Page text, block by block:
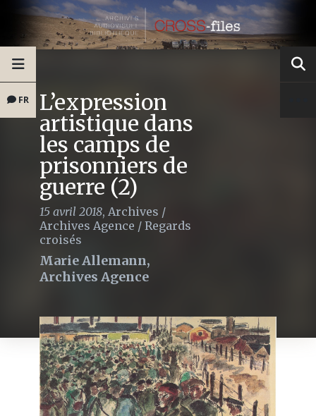
FR L’expression
artistique dans
les camps de
prisonniers de
guerre (2)
15 avril 2018, Archives /
Archives Agence / Regards
croisés
Marie Allemann,
Archives Agence